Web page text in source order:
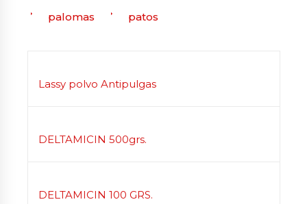
palomas
patos
Lassy polvo Antipulgas
DELTAMICIN 500grs.
DELTAMICIN 100 GRS.